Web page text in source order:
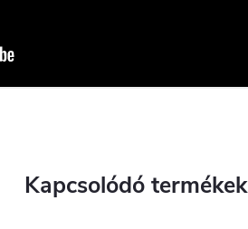
Kapcsolódó termékek